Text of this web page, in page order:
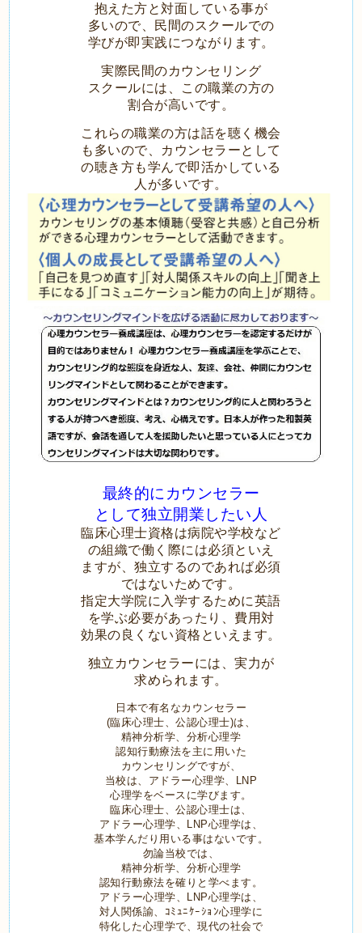
抱えた方と対面している事が
多いので、民間のスクールでの
学びが即実践につながります。
実際民間のカウンセリング
スクールには、この職業の方の
割合が高いです。
これらの職業の方は話を聴く機会
も多いので、カウンセラーとして
の聴き方も学んで即活かしている
人が多いです。
最終的にカウンセラー
として独立開業したい人
臨床心理士資格は病院や学校など
の組織で働く際には必須といえ
ますが、独立するのであれば必須
ではないためです。
指定大学院に入学するために英語
を学ぶ必要があったり、 費用対
効果の良くない資格といえます。
独立カウンセラーには、実力が
求められます。
日本で有名なカウンセラー
(臨床心理士、公認心理士)は、
精神分析学、分析心理学
認知行動療法を主に用いた
カウンセリングですが、
当校は、アドラー心理学、LNP
心理学をベースに学びます。
臨床心理士、公認心理士は、
アドラー心理学、LNP心理学は、
基本学んだり用いる事はないです。
勿論当校では、
精神分析学、分析心理学
認知行動療法を確りと学べます。
アドラー心理学、LNP心理学は、
対人関係諭、ｺﾐｭﾆｹｰｼｮﾝ心理学に
特化した心理学で、現代の社会で